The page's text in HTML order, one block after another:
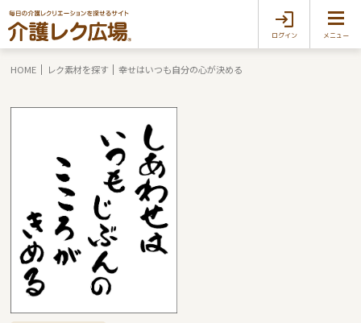
ログイン メニュー
HOME レク素材を探す 幸せはいつも自分の心が決める